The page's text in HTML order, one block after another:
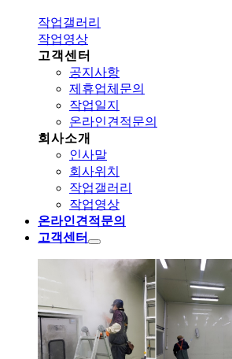
작업갤러리
작업영상
고객센터
공지사항
제휴업체문의
작업일지
온라인견적문의
회사소개
인사말
회사위치
작업갤러리
작업영상
온라인견적문의
고객센터